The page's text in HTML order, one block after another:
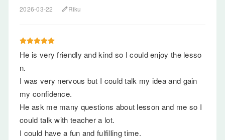
2026-03-22 editRiku
He is very friendly and kind so I could enjoy the lesso
n.
I was very nervous but I could talk my idea and gain
my confidence.
He ask me many questions about lesson and me so I
could talk with teacher a lot.
I could have a fun and fulfilling time.